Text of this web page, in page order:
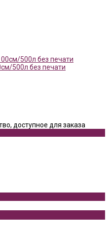
500л без печати
доступное для заказа